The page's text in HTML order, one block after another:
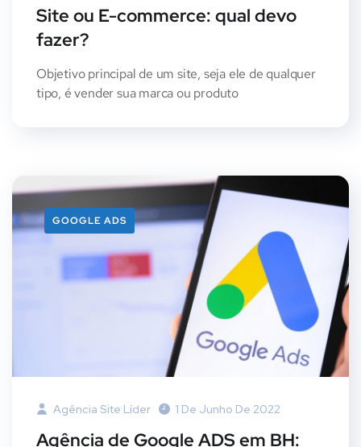
Site ou E-commerce: qual devo
fazer?
Objetivo principal de um site, seja ele de qualquer
tipo, é vender sua marca ou produto
GOOGLE ADS
Agência Site Líder 1 De Junho De 2022
Agência de Google ADS em BH: